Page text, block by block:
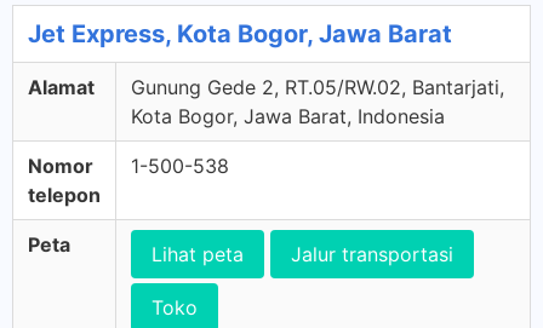
Jet Express, Kota Bogor, Jawa Barat
Alamat
Gunung Gede 2, RT.05/RW.02, Bantarjati,
Kota Bogor, Jawa Barat, Indonesia
Nomor
telepon
1-500-538
Peta Lihat peta Jalur transportasi
Toko